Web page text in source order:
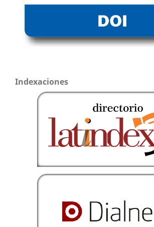
Indexaciones